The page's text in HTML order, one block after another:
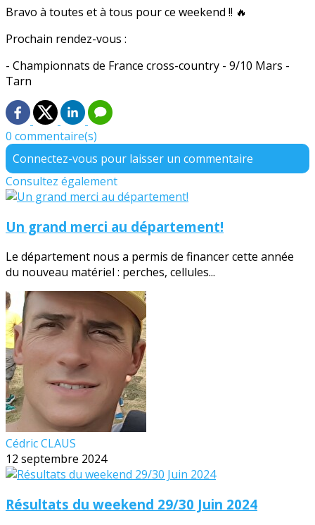
Bravo à toutes et à tous pour ce weekend !! 🔥
Prochain rendez-vous :
- Championnats de France cross-country - 9/10 Mars -
Tarn
0 commentaire(s)
Connectez-vous pour laisser un commentaire
Consultez également
Un grand merci au département!
Le département nous a permis de financer cette année
du nouveau matériel : perches, cellules...
Cédric CLAUS
12 septembre 2024
Résultats du weekend 29/30 Juin 2024